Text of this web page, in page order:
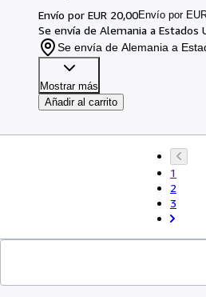
Envío por EUR 20,00Envío por
Se envía de Alemania a Estados
Se envía de Alemania a
Mostrar más
Añadir al carrito
1
2
3